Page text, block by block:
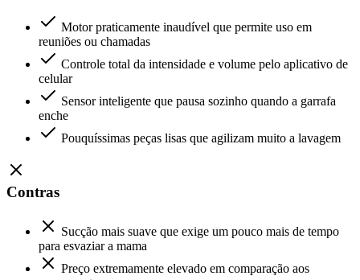
Motor praticamente inaudível que permite uso em
reuniões ou chamadas
Controle total da intensidade e volume pelo aplicativo de
celular
Sensor inteligente que pausa sozinho quando a garrafa
enche
Pouquíssimas peças lisas que agilizam muito a lavagem
Contras
Sucção mais suave que exige um pouco mais de tempo
para esvaziar a mama
Preço extremamente elevado em comparação aos